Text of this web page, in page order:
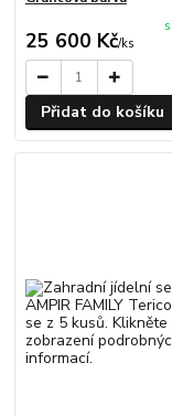
25 600 Kč/ks
Přidat do košíku